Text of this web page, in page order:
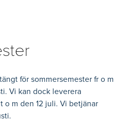
för sommersemester fr o m
Vi kan dock leverera
o m den 12 juli. Vi betjänar